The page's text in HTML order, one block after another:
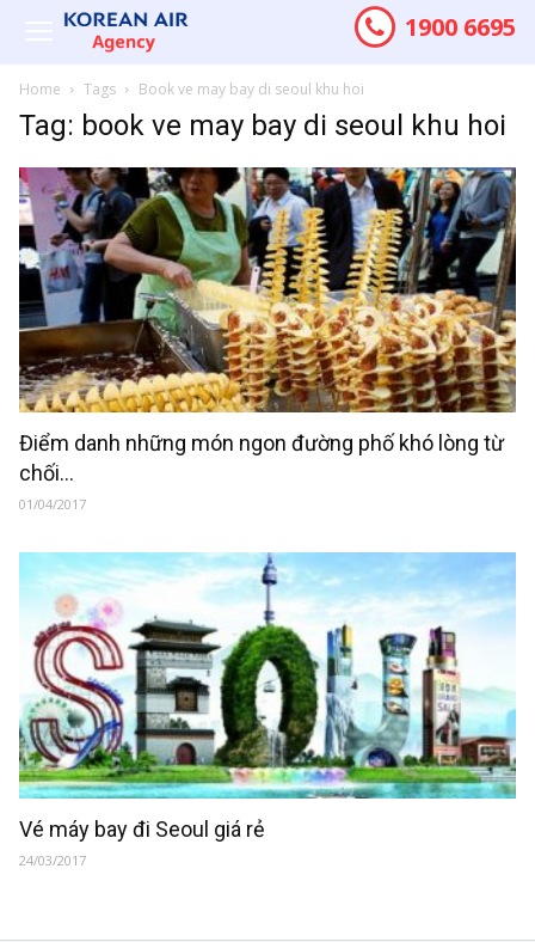
1900 6695
Home Tags Book ve may bay di seoul khu hoi
Tag: book ve may bay di seoul khu hoi
Điểm danh những món ngon đường phố khó lòng từ
chối...
01/04/2017
Vé máy bay đi Seoul giá rẻ
24/03/2017